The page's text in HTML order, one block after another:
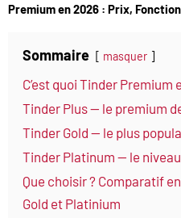
Premium en 2026 : Prix,
Sommaire masquer
C’est quoi Tinder Premium
Tinder Plus — le premium
Tinder Gold — le plus
Tinder Platinum — le
Que choisir ? Comparatif
Gold et Platinium